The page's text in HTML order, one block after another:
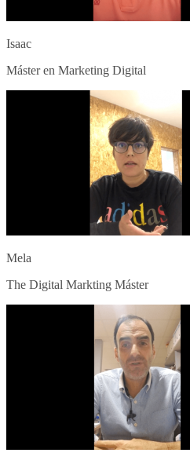
Isaac
Máster en Marketing Digital
Mela
The Digital Markting Máster